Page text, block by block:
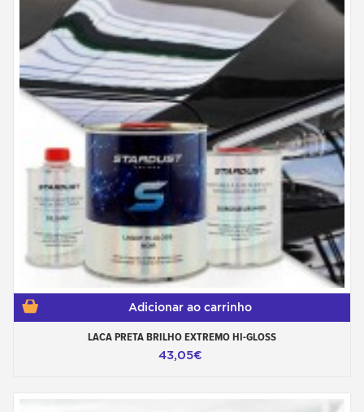
Adicionar ao carrinho
LACA PRETA BRILHO EXTREMO HI-GLOSS
43,05€